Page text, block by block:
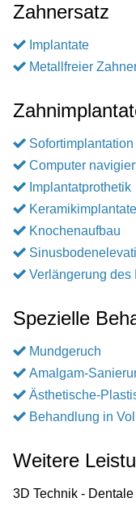
Zahnersatz
Implantate
Metallfreier
Sofortimplantation
Computer
Implantatprothetik
Keramikimplantate
Knochenaufbau
Verlängerung des
Spezielle
Mundgeruch
Amalgam-
Ästhetische-
Behandlung in
Weitere
3D Technik -